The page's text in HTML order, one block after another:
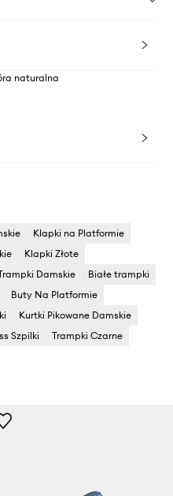
naturalna
Klapki na Platformie
Klapki Złote
Damskie
Białe trampki
Buty Na Platformie
Kurtki Pikowane Damskie
Szpilki
Trampki Czarne